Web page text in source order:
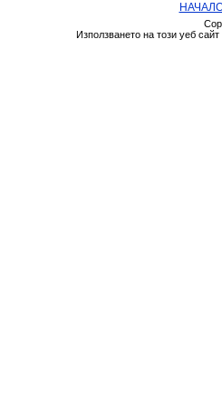
Използването на този уеб